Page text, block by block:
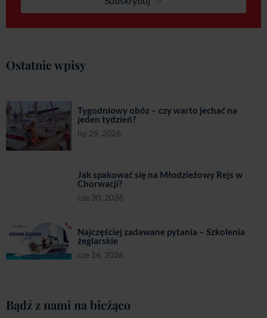
Chorwacji?
cze 30, 2026
cze 16, 2026
Bądź z nami na bieżąco